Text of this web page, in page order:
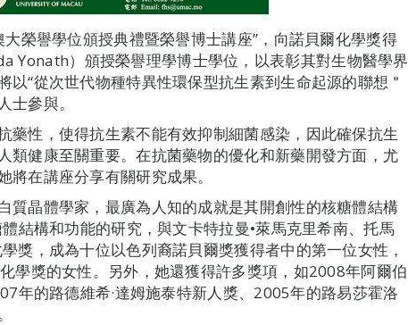
榮譽學位頒授典禮暨榮譽博士講座”，向諾貝爾化學獎得
Yonath）頒授榮譽理學博士學位，以表彰其對生物醫學界
以“從次世代物種特異性環保型抗生素到生命起源的聯想＂
士參與。
藥性，使得抗生素不能有效抑制細菌感染，因此確保抗生
類健康至關重要。在抗菌藥物的優化和新藥開發方面，尤
在講座分享有關研究成果。
質晶體學家，最廣為人知的成就是其開創性的核糖體結構
結構和功能的研究，與文卡特拉曼•萊馬克里希南、托馬
獎，成為十位以色列裔諾貝爾獎獲得者中的第一位女性，
學獎的女性。另外，她還獲得許多獎項，如2008年阿爾伯
年的路德維希·達姆施泰特新人獎、2005年的路易莎霍洛